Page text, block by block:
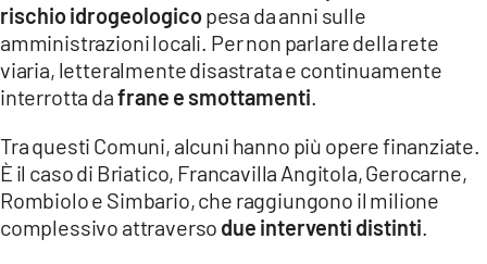
rischio idrogeologicopesa da anni sulle
amministrazioni locali. Per non parlare della rete
viaria, letteralmente disastrata e continuamente
interrotta dafrane e smottamenti
Tra questi Comuni, alcuni hanno più opere finanziate.
È il caso di Briatico, Francavilla Angitola, Gerocarne,
Rombiolo e Simbario, che raggiungono il milione
complessivo attraverso due interventi distinti